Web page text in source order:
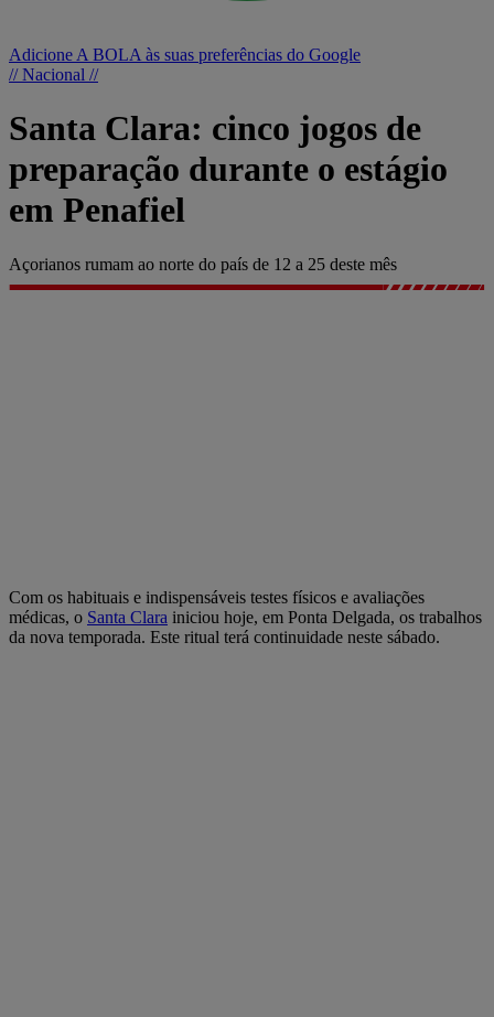
Adicione A BOLA às suas preferências do Google
// Nacional //
Santa Clara: cinco jogos de
preparação durante o estágio
em Penafiel
Açorianos rumam ao norte do país de 12 a 25 deste mês
Com os habituais e indispensáveis testes físicos e avaliações
médicas, o Santa Clara iniciou hoje, em Ponta Delgada, os trabalhos
da nova temporada. Este ritual terá continuidade neste sábado.